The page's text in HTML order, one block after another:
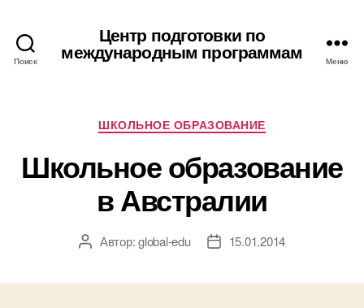
Поиск
Центр подготовки по
международным программам Меню
Рубрики
ШКОЛЬНОЕ ОБРАЗОВАНИЕ
Школьное образование
в Австралии
АвторАвтор:global-edu
Дата15.01.2014